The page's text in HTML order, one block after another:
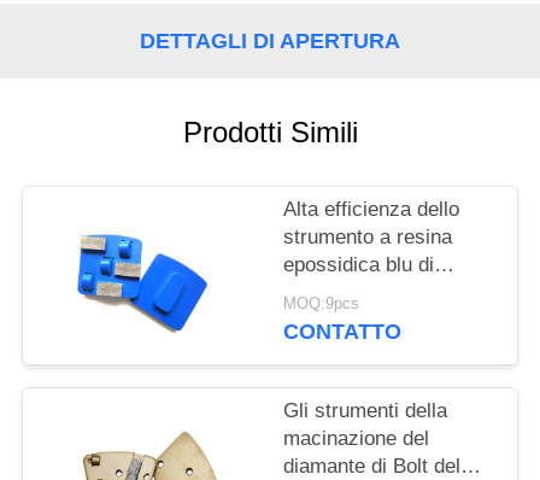
INFORMATIVA
PRIVACY
DETTAGLI DI APERTURA
Prodotti Simili
Alta efficienza dello
strumento a resina
epossidica blu di
rimozione di 3PCD/3
Seg per la
MOQ:9pcs
CONTATTO
Gli strumenti della
macinazione del
diamante di Bolt del